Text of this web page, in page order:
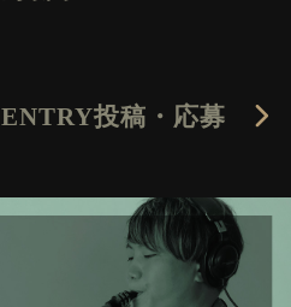
ENTRY投稿・応募